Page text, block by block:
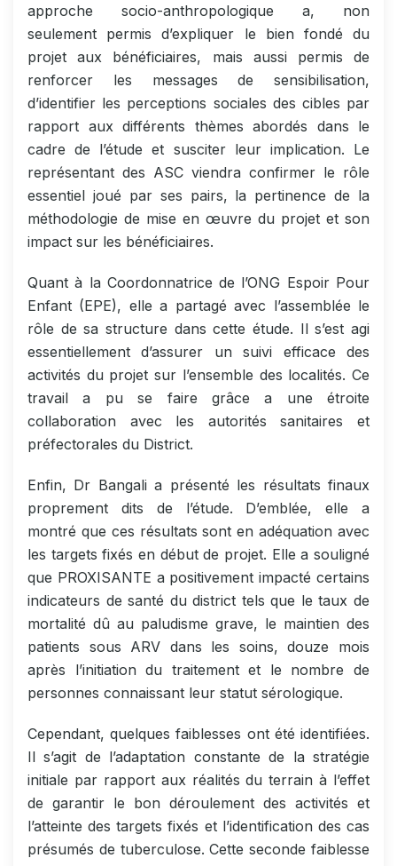
approche socio-anthropologique a, non
seulement permis d’expliquer le bien fondé du
projet aux bénéficiaires, mais aussi permis de
renforcer les messages de sensibilisation,
d’identifier les perceptions sociales des cibles par
rapport aux différents thèmes abordés dans le
cadre de l’étude et susciter leur implication. Le
représentant des ASC viendra confirmer le rôle
essentiel joué par ses pairs, la pertinence de la
méthodologie de mise en œuvre du projet et son
impact sur les bénéficiaires.
Quant à la Coordonnatrice de l’ONG Espoir Pour
Enfant (EPE), elle a partagé avec l’assemblée le
rôle de sa structure dans cette étude. Il s’est agi
essentiellement d’assurer un suivi efficace des
activités du projet sur l’ensemble des localités. Ce
travail a pu se faire grâce a une étroite
collaboration avec les autorités sanitaires et
préfectorales du District.
Enfin, Dr Bangali a présenté les résultats finaux
proprement dits de l’étude. D’emblée, elle a
montré que ces résultats sont en adéquation avec
les targets fixés en début de projet. Elle a souligné
que PROXISANTE a positivement impacté certains
indicateurs de santé du district tels que le taux de
mortalité dû au paludisme grave, le maintien des
patients sous ARV dans les soins, douze mois
après l’initiation du traitement et le nombre de
personnes connaissant leur statut sérologique.
Cependant, quelques faiblesses ont été identifiées.
Il s’agit de l’adaptation constante de la stratégie
initiale par rapport aux réalités du terrain à l’effet
de garantir le bon déroulement des activités et
l’atteinte des targets fixés et l’identification des cas
présumés de tuberculose. Cette seconde faiblesse